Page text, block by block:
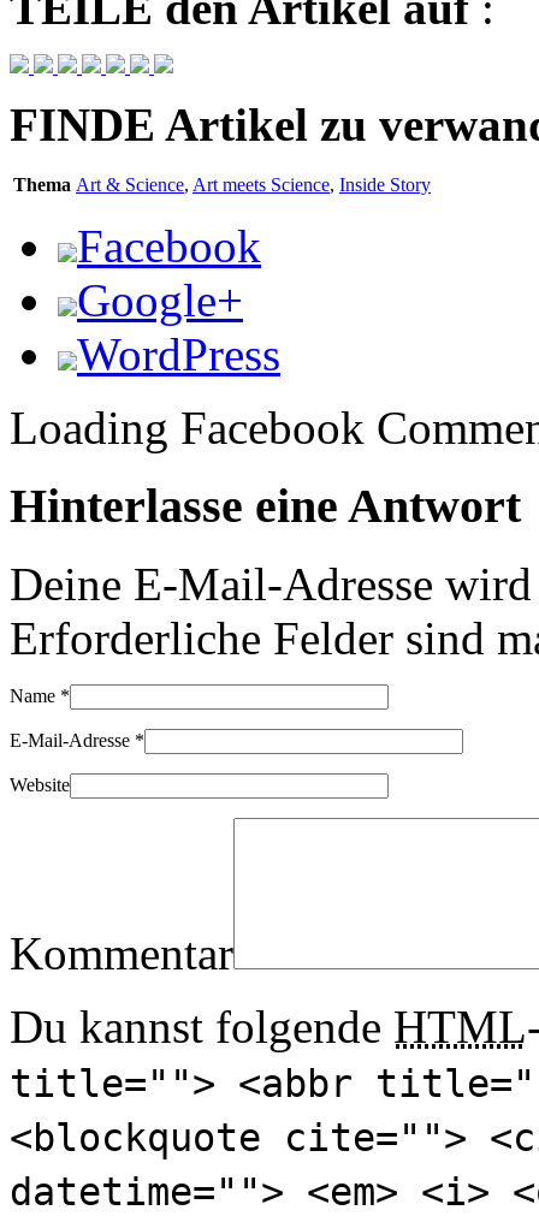
FINDE Artikel zu
Thema Art & Science, Art meets Science, Inside Story
Facebook
Google+
WordPress
Loading Facebook
Hinterlasse eine Antwort
Deine E-Mail-Adresse
Erforderliche Felder sind
Name *
E-Mail-Adresse *
Website
Kommentar
Du kannst folgende HTML
title=""> <abbr
<blockquote cite="">
datetime=""> <em>